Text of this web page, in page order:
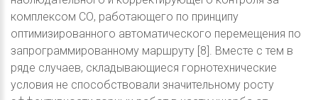
комплексом СО, работающего по принципу
оптимизированного автоматического перемещения по
запрограммированному маршруту [8]. Вместе с тем в
ряде случаев, складывающиеся горнотехнические
условия не способствовали значительному росту